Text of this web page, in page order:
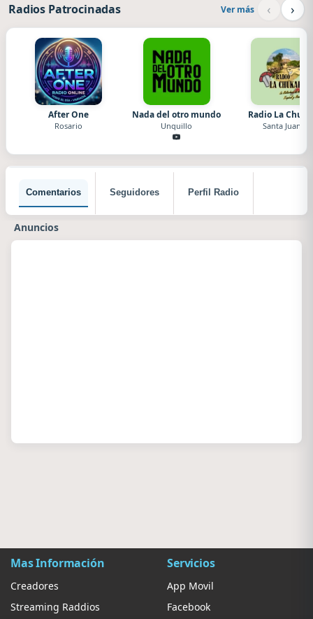
Radios Patrocinadas Ver más ‹ ›
After One
Rosario
Nada del otro mundo
Unquillo
Radio La
Santa Juana
Comentarios Seguidores Perfil Radio
Anuncios
Mas Información
Creadores
Streaming Raddios
Servicios
App Movil
Facebook